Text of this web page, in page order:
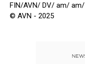
FIN/AVN/ DV/ am/ am/
© AVN - 2025